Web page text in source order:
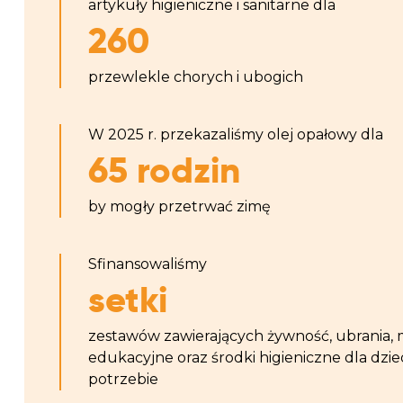
artykuły higieniczne i sanitarne dla
260
przewlekle chorych i ubogich
W 2025 r. przekazaliśmy olej opałowy dla
65 rodzin
by mogły przetrwać zimę
Sfinansowaliśmy
setki
zestawów zawierających żywność, ubrania,
edukacyjne oraz środki higieniczne dla
potrzebie